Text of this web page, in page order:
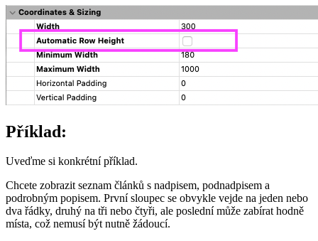
Příklad:
Uveďme si konkrétní příklad.
Chcete zobrazit seznam článků s nadpisem, podnadpisem a
podrobným popisem. První sloupec se obvykle vejde na jeden nebo
dva řádky, druhý na tři nebo čtyři, ale poslední může zabírat hodně
místa, což nemusí být nutně žádoucí.